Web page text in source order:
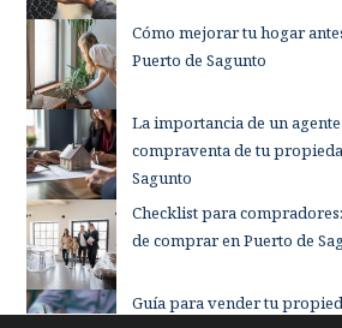
Cómo mejorar tu hogar
Puerto de Sagunto
La importancia de un
compraventa de tu
Sagunto
Checklist para
de comprar en Puerto de
Guía para vender tu